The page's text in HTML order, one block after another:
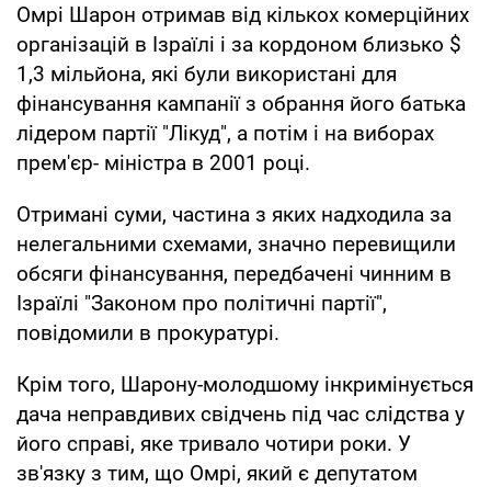
Омрі Шарон отримав від кількох комерційних
організацій в Ізраїлі і за кордоном близько $
1,3 мільйона, які були використані для
фінансування кампанії з обрання його батька
лідером партії "Лікуд", а потім і на виборах
прем'єр- міністра в 2001 році.
Отримані суми, частина з яких надходила за
нелегальними схемами, значно перевищили
обсяги фінансування, передбачені чинним в
Ізраїлі "Законом про політичні партії",
повідомили в прокуратурі.
Крім того, Шарону-молодшому інкримінується
дача неправдивих свідчень під час слідства у
його справі, яке тривало чотири роки. У
зв'язку з тим, що Омрі, який є депутатом